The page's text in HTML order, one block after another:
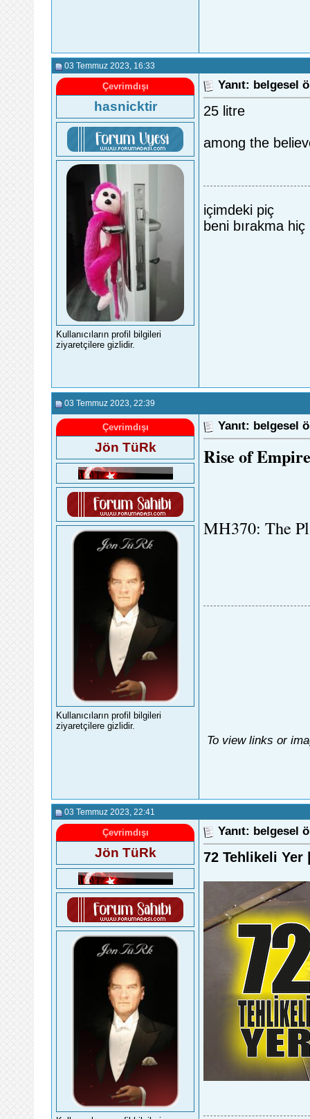
03 Temmuz 2023 , 16:33
Çevrimdışı
hasnicktir
Kullanıcıların profil bilgileri
ziyaretçilere gizlidir.
Yanıt: belgesel
25 litre
among the
içimdeki piç
beni bırakma hiç
03 Temmuz 2023 , 22:39
Çevrimdışı
Jön TüRk
Kullanıcıların profil bilgileri
ziyaretçilere gizlidir.
Yanıt: belgesel
Rise of
MH370: The
To view links or
03 Temmuz 2023 , 22:41
Çevrimdışı
Jön TüRk
Yanıt: belgesel
72 Tehlikeli Yer